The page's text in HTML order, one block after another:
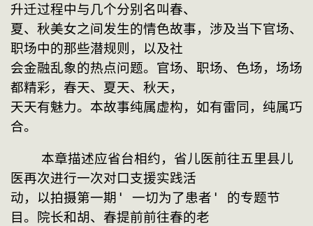
升迁过程中与几个分别名叫春、
夏、秋美女之间发生的情色故事，涉及当下官场、
职场中的那些潜规则，以及社
会金融乱象的热点问题。官场、职场、色场，场场
都精彩，春天、夏天、秋天，
天天有魅力。本故事纯属虚构，如有雷同，纯属巧
合。
医再次进行一次对口支援实践活
动，以拍摄第一期' 一切为了患者' 的专题节
目。院长和胡、春提前前往春的老